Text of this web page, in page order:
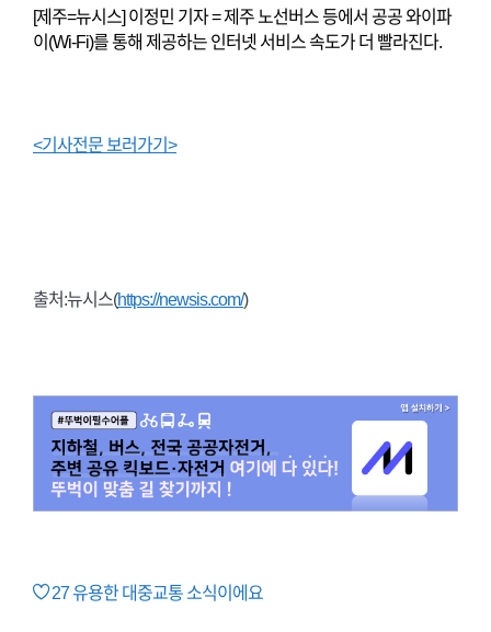
[제주=뉴시스] 이정민 기자 = 제주 노선버스 등에서 공공 와이파
이(Wi-Fi)를 통해 제공하는 인터넷 서비스 속도가 더 빨라진다.
<기사전문 보러가기>
출처:뉴시스(https://newsis.com/)
27유용한 대중교통 소식이에요